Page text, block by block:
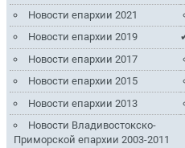
Новости епархии 2021
Новости епархии 2019
Новости епархии 2017
Новости епархии 2015
Новости епархии 2013
Новости Владивостокско-
Приморской епархии 2003-2011